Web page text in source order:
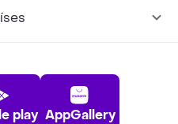
play AppGallery